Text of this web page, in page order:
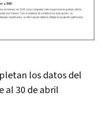
los datos del
al 30 de abril